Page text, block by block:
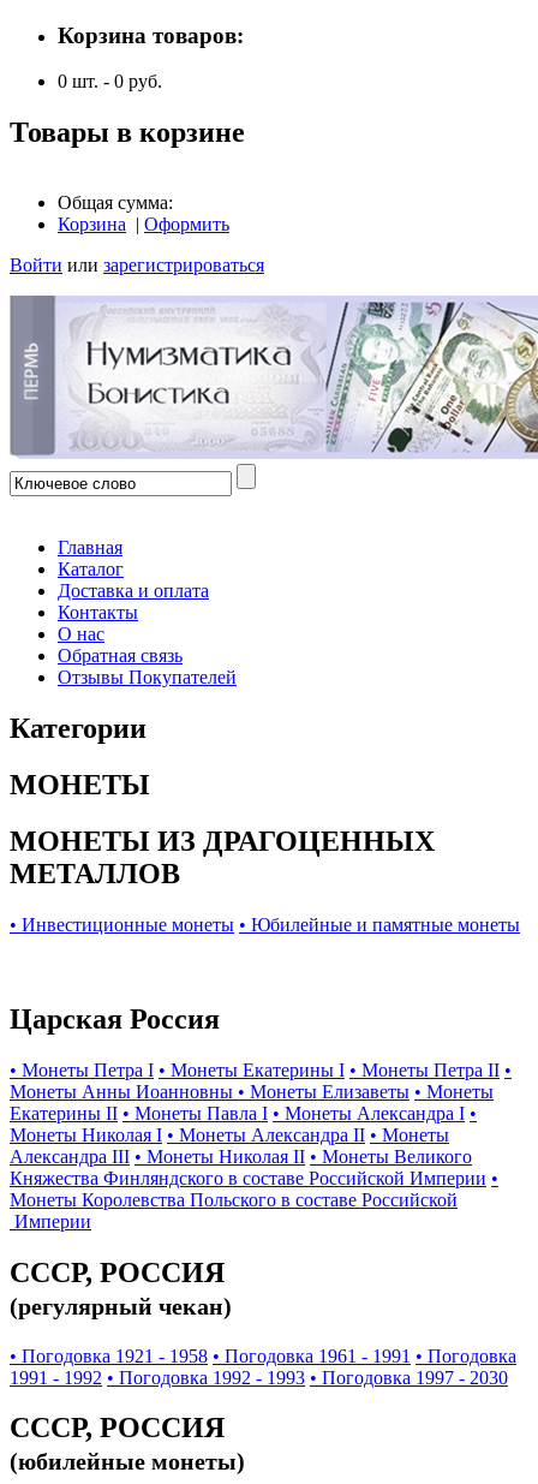
Корзина товаров:
0 шт. - 0 руб.
Товары в корзине
Общая сумма:
Корзина | Оформить
Войти или зарегистрироваться
Главная
Каталог
Доставка и оплата
Контакты
О нас
Обратная связь
Отзывы Покупателей
Категории
МОНЕТЫ
МОНЕТЫ ИЗ ДРАГОЦЕННЫХ
МЕТАЛЛОВ
• Инвестиционные монеты • Юбилейные и памятные монеты
Царская Россия
• Монеты Петра I • Монеты Екатерины I • Монеты Петра II •
Монеты Анны Иоанновны • Монеты Елизаветы • Монеты
Екатерины II • Монеты Павла I • Монеты Александра I •
Монеты Николая I • Монеты Александра II • Монеты
Александра III • Монеты Николая II • Монеты Великого
Княжества Финляндского в составе Российской Империи •
Монеты Королевства Польского в составе Российской
Империи
СССР, РОССИЯ
(регулярный чекан)
• Погодовка 1921 - 1958 • Погодовка 1961 - 1991 • Погодовка
1991 - 1992 • Погодовка 1992 - 1993 • Погодовка 1997 - 2030
СССР, РОССИЯ
(юбилейные монеты)